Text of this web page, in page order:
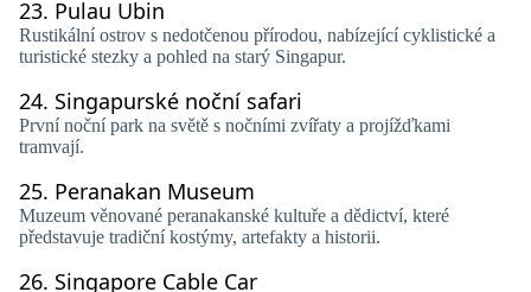
23. Pulau Ubin
Rustikální ostrov s nedotčenou přírodou, nabízející cyklistické a
turistické stezky a pohled na starý Singapur.
24. Singapurské noční safari
První noční park na světě s nočními zvířaty a projížďkami
tramvají.
25. Peranakan Museum
Muzeum věnované peranakanské kultuře a dědictví, které
představuje tradiční kostýmy, artefakty a historii.
26. Singapore Cable Car